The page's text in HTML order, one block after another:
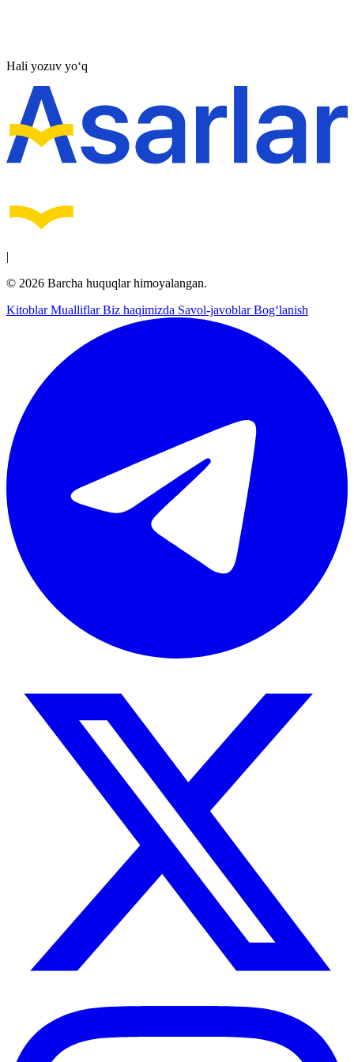
Hali yozuv yo‘q
|
© 2026 Barcha huquqlar himoyalangan.
KitoblarMualliflarBiz haqimizda Savol-javoblarBog‘lanish